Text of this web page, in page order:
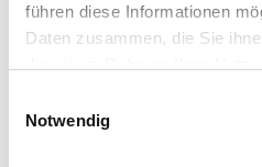
führen diese Informationen
Daten zusammen, die Sie
Sie unsere Webseite weiterhin
Notwendig
Lindenstr. 9
Zip/City: